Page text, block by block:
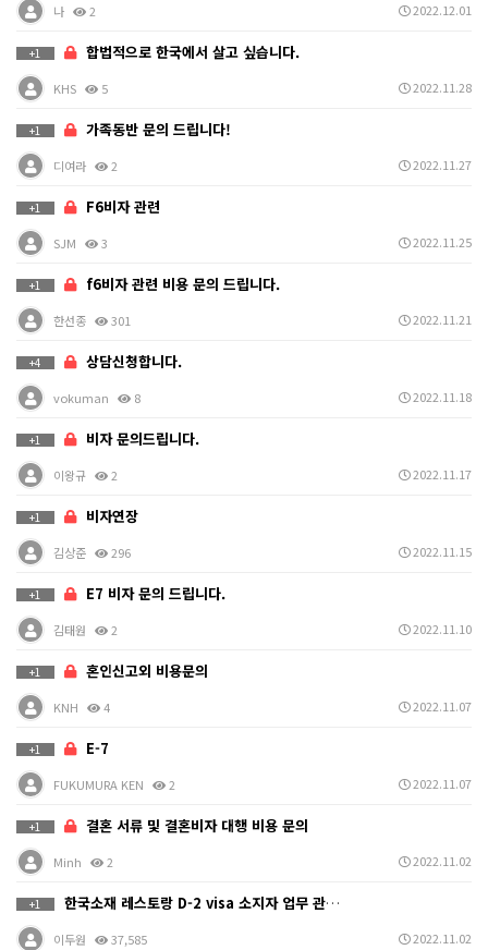
나 2 2022.12.01
+1 합법적으로 한국에서 살고 싶습니다.
KHS 5 2022.11.28
+1 가족동반 문의 드립니다!
디여라 2 2022.11.27
+1 F6비자 관련
SJM 3 2022.11.25
+1 f6비자 관련 비용 문의 드립니다.
한선종 301 2022.11.21
+4 상담신청합니다.
vokuman 8 2022.11.18
+1 비자 문의드립니다.
이왕규 2 2022.11.17
+1 비자연장
김상준 296 2022.11.15
+1 E7 비자 문의 드립니다.
김태원 2 2022.11.10
+1 혼인신고외 비용문의
KNH 4 2022.11.07
+1 E-7
FUKUMURA KEN 2 2022.11.07
+1 결혼 서류 및 결혼비자 대행 비용 문의
Minh 2 2022.11.02
+1 한국소재 레스토랑 D-2 visa 소지자 업무 관련 문…
이두원 37,585 2022.11.02